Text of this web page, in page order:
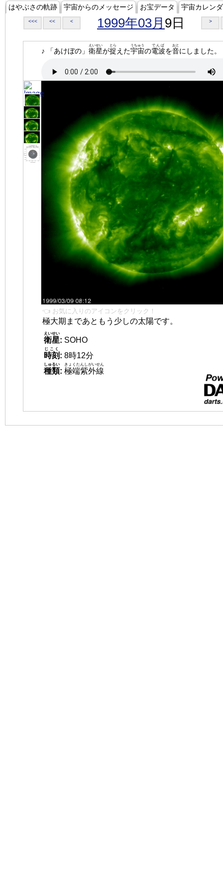
はやぶさの軌跡 宇宙からのメッセージ お宝データ 宇宙カレン
<<< << < 1999年03月 9日 >
♪ 「あけぼの」 衛星
えいせい
が捉
とら
えた宇宙
うちゅう
の電波
でんぱ
を音
おと
にしました。
👈 お気に入りのアイコンをクリック！
極大期まであともう少しの太陽です。
衛星
えいせい
: SOHO
時刻
じこく
: 8時12分
種類
しゅるい
: 極端紫外線
きょくたんしがいせん